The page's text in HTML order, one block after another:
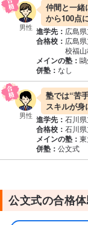
男性
仲間と一緒
から100点
進学先： 広島
合格校： 広島
校福
メインの塾：
併塾： なし
男性
塾では“苦
スキルが身
進学先： 石川
合格校： 石川
メインの塾：
併塾： 公文式
公文式の合格